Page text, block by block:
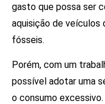
gasto que possa ser
aquisição de veículos
fósseis.
Porém, com um
possível adotar uma
o consumo excessivo.